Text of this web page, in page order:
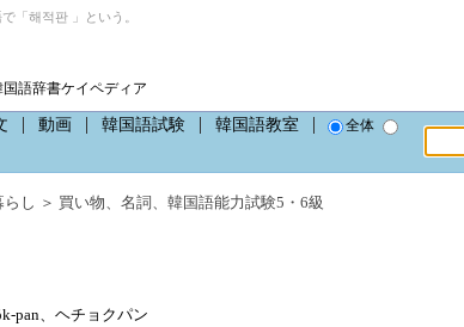
「해적판 」という。
国語辞書ケイペディア
動画 韓国語試験 韓国語教室
全体
らし ＞ 買い物、 名詞 、 韓国語能力試験5・6級
pan、ヘチョクパン